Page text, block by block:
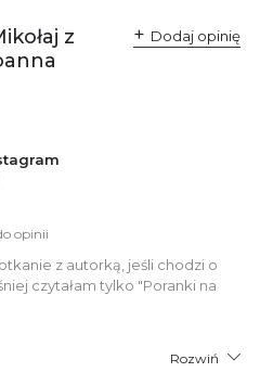
+48 61 623 38 38
Załącznik PDF
z
Dodaj opinię
opinii
z autorką, jeśli chodzi o
czytałam tylko "Poranki na
Rozwiń